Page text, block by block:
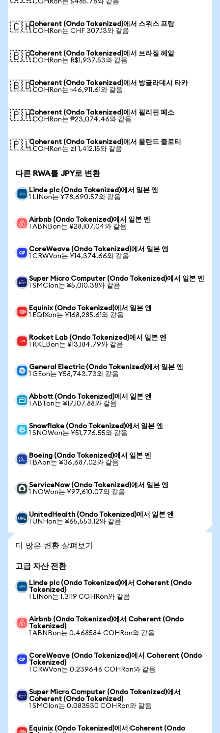
1 COHRon는 $485.78와 같음
🇨🇭Coherent (Ondo Tokenized)에서 스위스 프랑
1 COHRon는 CHF 307.13와 같음
🇧🇷Coherent (Ondo Tokenized)에서 브라질 헤알
1 COHRon는 R$1,937.53와 같음
🇧🇩Coherent (Ondo Tokenized)에서 방글라데시 타카
1 COHRon는 ৳46,911.61와 같음
🇵🇭Coherent (Ondo Tokenized)에서 필리핀 페소
1 COHRon는 ₱23,074.46와 같음
🇵🇱Coherent (Ondo Tokenized)에서 폴란드 즐로티
1 COHRon는 zł 1,412.15와 같음
다른 RWA를 JPY로 변환
Linde plc (Ondo Tokenized)에서 일본 엔
1 LINon는 ¥78,690.57와 같음
Airbnb (Ondo Tokenized)에서 일본 엔
1 ABNBon는 ¥28,107.04와 같음
CoreWeave (Ondo Tokenized)에서 일본 엔
1 CRWVon는 ¥14,374.66와 같음
Super Micro Computer (Ondo Tokenized)에서 일본 엔
1 SMCIon는 ¥5,010.38와 같음
Equinix (Ondo Tokenized)에서 일본 엔
1 EQIXon는 ¥168,285.61와 같음
Rocket Lab (Ondo Tokenized)에서 일본 엔
1 RKLBon는 ¥13,184.79와 같음
General Electric (Ondo Tokenized)에서 일본 엔
1 GEon는 ¥58,743.73와 같음
Abbott (Ondo Tokenized)에서 일본 엔
1 ABTon는 ¥17,107.88와 같음
Snowflake (Ondo Tokenized)에서 일본 엔
1 SNOWon는 ¥51,776.55와 같음
Boeing (Ondo Tokenized)에서 일본 엔
1 BAon는 ¥36,687.02와 같음
ServiceNow (Ondo Tokenized)에서 일본 엔
1 NOWon는 ¥97,610.07와 같음
UnitedHealth (Ondo Tokenized)에서 일본 엔
1 UNHon는 ¥65,553.12와 같음
더 많은 변환 살펴보기
고급 자산 전환
Linde plc (Ondo Tokenized)에서 Coherent (Ondo
Tokenized)
1 LINon는 1.3119 COHRon와 같음
Airbnb (Ondo Tokenized)에서 Coherent (Ondo
Tokenized)
1 ABNBon는 0.468584 COHRon와 같음
CoreWeave (Ondo Tokenized)에서 Coherent (Ondo
Tokenized)
1 CRWVon는 0.239646 COHRon와 같음
Super Micro Computer (Ondo Tokenized)에서
Coherent (Ondo Tokenized)
1 SMCIon는 0.083530 COHRon와 같음
Equinix (Ondo Tokenized)에서 Coherent (Ondo